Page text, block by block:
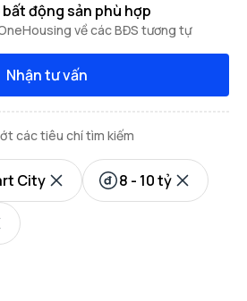
động sản phù hợp
về các BĐS tương tự
Nhận tư vấn
các tiêu chí tìm kiếm
City 8 - 10 tỷ